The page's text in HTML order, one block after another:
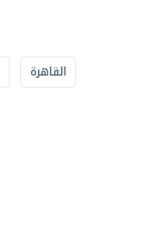
القاهرة